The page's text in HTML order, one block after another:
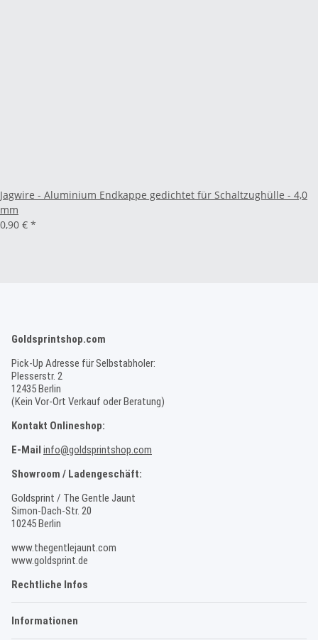
Jagwire - Aluminium Endkappe gedichtet für Schaltzughülle - 4,0
mm
0,90 € *
Goldsprintshop.com
Pick-Up Adresse für Selbstabholer:
Plesserstr. 2
12435 Berlin
(Kein Vor-Ort Verkauf oder Beratung)
Kontakt Onlineshop:
E-Mail info@goldsprintshop.com
Showroom / Ladengeschäft:
Goldsprint / The Gentle Jaunt
Simon-Dach-Str. 20
10245 Berlin
www.thegentlejaunt.com
www.goldsprint.de
Rechtliche Infos
Informationen